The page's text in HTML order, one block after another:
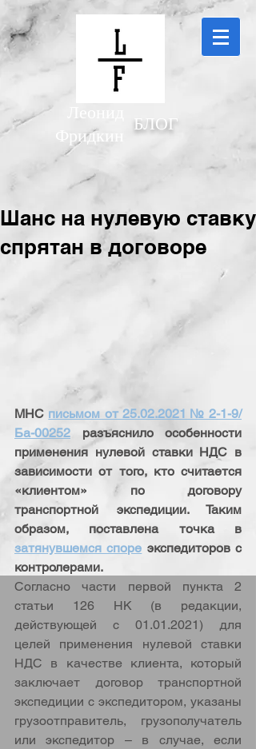
Леонид
Фридкин
БЛОГ
Шанс на нулевую ставку
спрятан в договоре
МНС письмом от 25.02.2021 № 2-1-9/
Ба-00252 разъяснило особенности
применения нулевой ставки НДС в
зависимости от того, кто считается
«клиентом» по договору
транспортной экспедиции. Таким
затянувшемся споре экспедиторов с
контролерами.
Согласно части первой пункта 2
статьи 126 НК (в редакции,
действующей с 01.01.2021) для
целей применения нулевой ставки
НДС в качестве клиента, который
заключает договор транспортной
экспедиции с экспедитором, указаны
грузоотправитель, грузополучатель
или экспедитор – в случае, если